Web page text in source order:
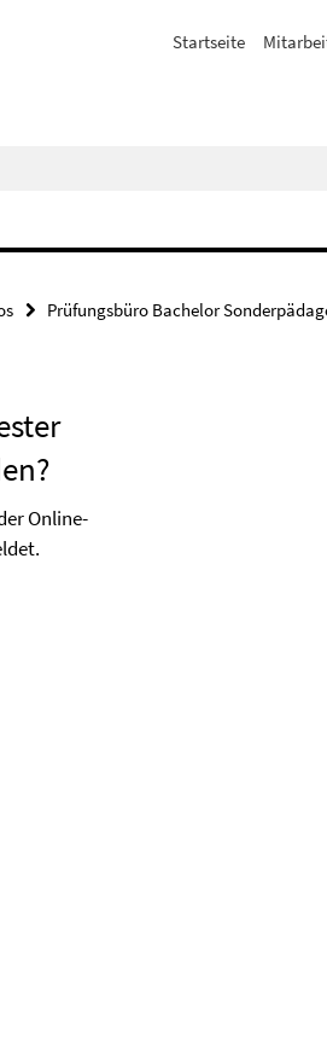
Startseite
Prüfungsbüro Bachelor
Online-